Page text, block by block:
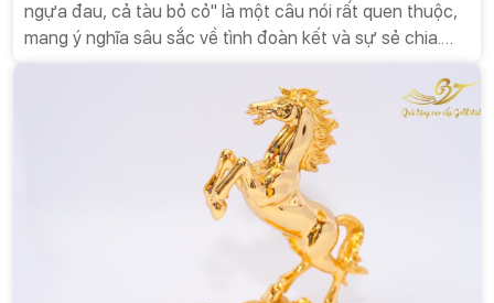
ngựa đau, cả tàu bỏ cỏ" là một câu nói rất quen thuộc,
mang ý nghĩa sâu sắc về tình đoàn kết và sự sẻ chia.
Câu nói này không chỉ phản ánh một sự thật trong đời
sống tự nhiên mà còn là một bài học đạo đức quý giá